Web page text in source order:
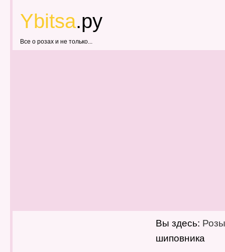
Ybitsa.ру
Все о розах и не только...
Вы здесь: Розы
шиповника